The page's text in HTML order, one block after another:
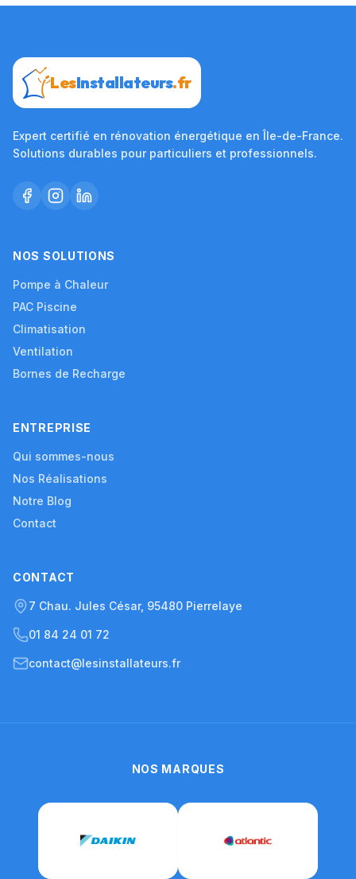
LesInstallateurs.fr
Expert certifié en rénovation énergétique en Île-de-France.
Solutions durables pour particuliers et professionnels.
NOS SOLUTIONS
Pompe à Chaleur
PAC Piscine
Climatisation
Ventilation
Bornes de Recharge
ENTREPRISE
Qui sommes-nous
Nos Réalisations
Notre Blog
Contact
CONTACT
7 Chau. Jules César, 95480 Pierrelaye
01 84 24 01 72
contact@lesinstallateurs.fr
NOS MARQUES